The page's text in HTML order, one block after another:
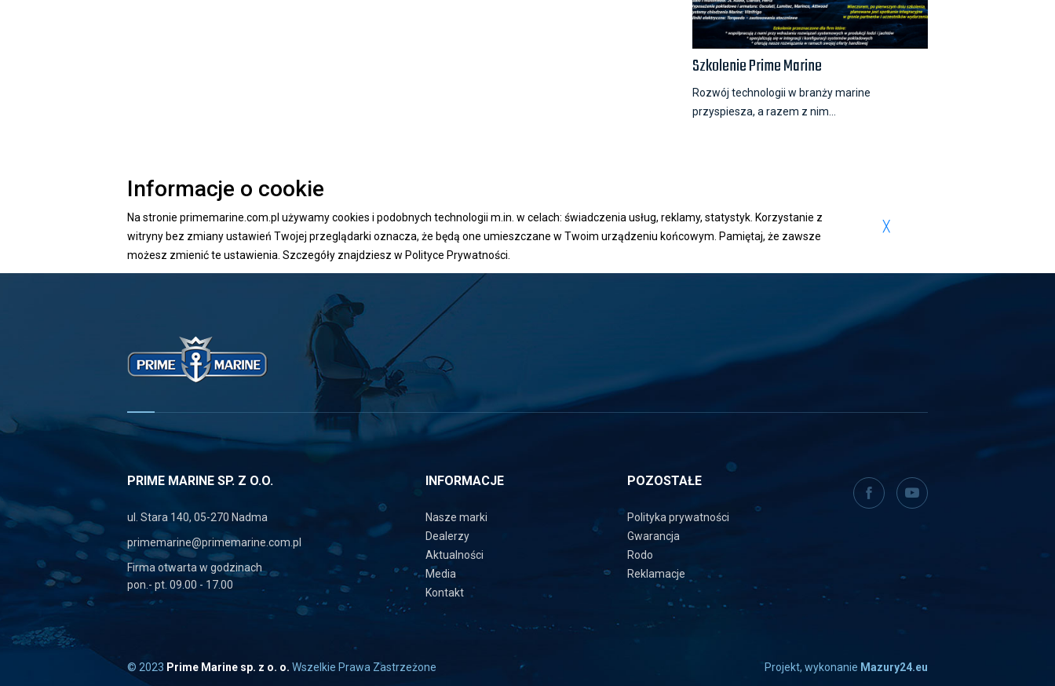
Szkolenie Prime Marine
Rozwój technologii w branży marine
przyspiesza, a razem z nim...
PRIME MARINE SP. Z O.O.
ul. Stara 140, 05-270 Nadma
primemarine@primemarine.com.pl
Firma otwarta w godzinach
pon.- pt. 09.00 - 17.00
INFORMACJE
Nasze marki
Dealerzy
Aktualności
Media
Kontakt
POZOSTAŁE
Polityka prywatności
Gwarancja
Rodo
Reklamacje
facebookyoutube
© 2023 Prime Marine sp. z o. o. Wszelkie Prawa Zastrzeżone Projekt, wykonanie Mazury24.eu
Informacje o cookie
Na stronie primemarine.com.pl używamy cookies i podobnych technologii m.in. w celach: świadczenia usług, reklamy, statystyk. Korzystanie z
witryny bez zmiany ustawień Twojej przeglądarki oznacza, że będą one umieszczane w Twoim urządzeniu końcowym. Pamiętaj, że zawsze
możesz zmienić te ustawienia. Szczegóły znajdziesz w Polityce Prywatności
╳